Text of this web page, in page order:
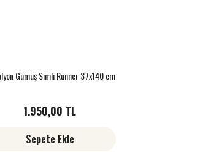
Gümüş Simli Runner 37x140 cm
1.950,00 TL
Sepete Ekle